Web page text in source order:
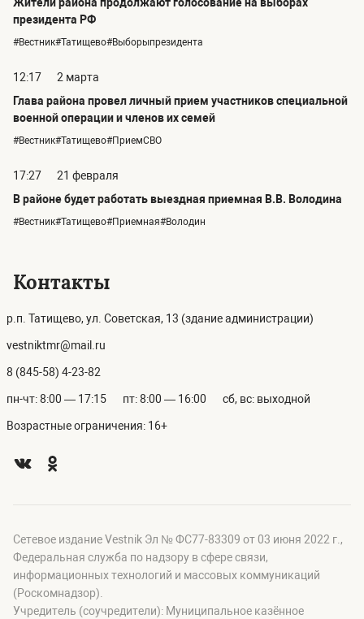
президента РФ
#Вестник#Татищево#Выборыпрезидента
12:17
2 марта
Глава района провел личный прием участников специальной
военной операции и членов их семей
#Вестник#Татищево#ПриемСВО
17:27
21 февраля
В районе будет работать выездная приемная В.В. Володина
#Вестник#Татищево#Приемная#Володин
Контакты
р.п. Татищево, ул. Советская, 13 (здание администрации)
vestniktmr@mail.ru
8 (845-58) 4-23-82
пн-чт: 8:00 — 17:15 пт: 8:00 — 16:00 сб, вс: выходной
Возрастные ограничения: 16+
Сетевое издание Vestnik Эл № ФС77-83309 от 03 июня 2022 г.,
Федеральная служба по надзору в сфере связи,
информационных технологий и массовых коммуникаций
(Роскомнадзор).
Учредитель (соучредители): Муниципальное казённое